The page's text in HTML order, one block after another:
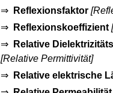
⇒
Reflexionsfaktor
⇒
Reflexionskoeffizient
⇒
Relative
[Relative Permittivität]
⇒
Relative elektrische